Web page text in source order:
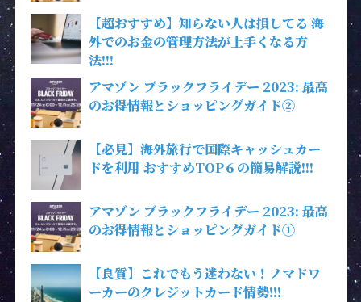
【超おすすめ】知らない人は損してる 海
外でのお金の管理方法が上手くなる方
法!!!
アマゾン ブラックフライデー 2023: 最高
のお得情報とショッピングガイド②
【必見】海外旅行で国際キャッシュカー
ドを利用 おすすめTOP６の簡易解説!!!
アマゾン ブラックフライデー 2023: 最高
のお得情報とショッピングガイド①
【良質】これでもう迷わない！ノマドワ
ーカーのクレジットカード情勢!!!